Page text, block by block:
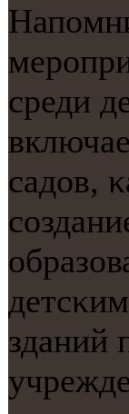
среди
садов,
зданий